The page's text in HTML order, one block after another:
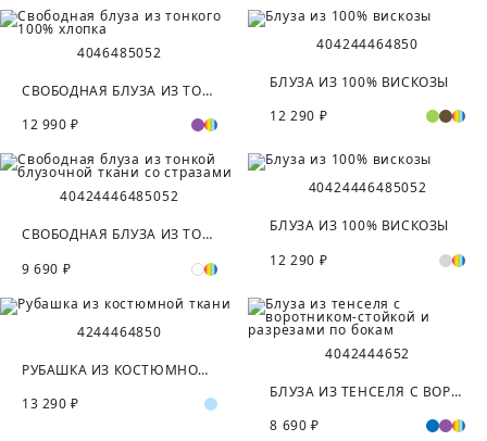
4046485052
СВОБОДНАЯ БЛУЗА ИЗ ТОНКОГО 100% ХЛОПКА
12 990 ₽
404244464850
БЛУЗА ИЗ 100% ВИСКОЗЫ
12 290 ₽
40424446485052
СВОБОДНАЯ БЛУЗА ИЗ ТОНКОЙ БЛУЗОЧНОЙ ТКАНИ СО СТРАЗАМИ
9 690 ₽
40424446485052
БЛУЗА ИЗ 100% ВИСКОЗЫ
12 290 ₽
4244464850
РУБАШКА ИЗ КОСТЮМНОЙ ТКАНИ
13 290 ₽
4042444652
БЛУЗА ИЗ ТЕНСЕЛЯ С ВОРОТНИКОМ-СТОЙКОЙ И РАЗРЕЗАМИ ПО БОКАМ
8 690 ₽